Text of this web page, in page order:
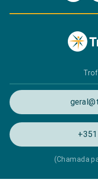
(Chamada